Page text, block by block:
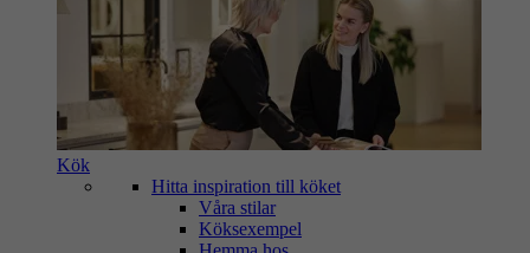
Kök
Hitta inspiration till köket
Våra stilar
Köksexempel